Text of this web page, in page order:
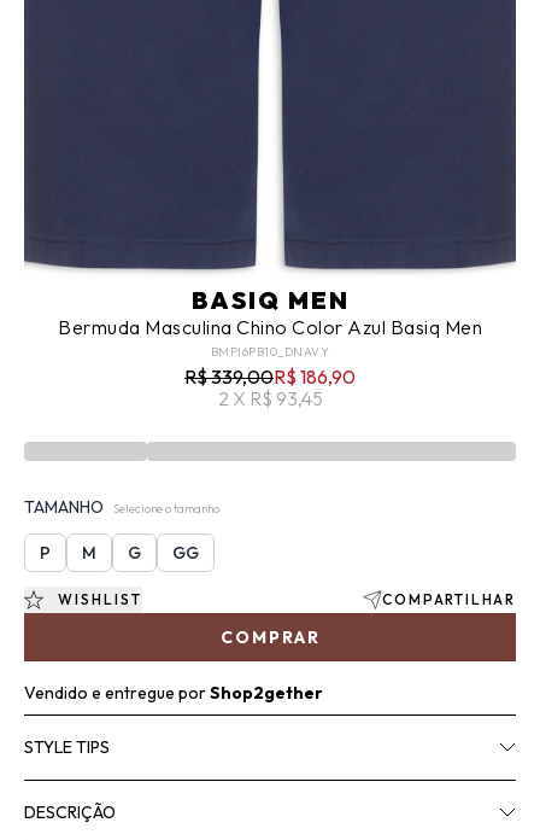
BASIQ MEN
Bermuda Masculina Chino Color Azul Basiq Men
BMPI6PB10_DNAVY
R$ 339,00R$ 186,90
2 X R$ 93,45
TAMANHO Selecione o tamanho
P M G GG
COMPRAR
WISHLIST COMPARTILHAR
Vendido e entregue porShop2gether
STYLE TIPS
DESCRIÇÃO